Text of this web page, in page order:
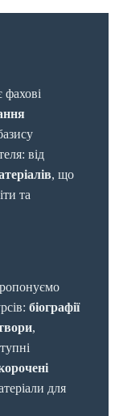
фахові
від
, що
та
біографії
,
для